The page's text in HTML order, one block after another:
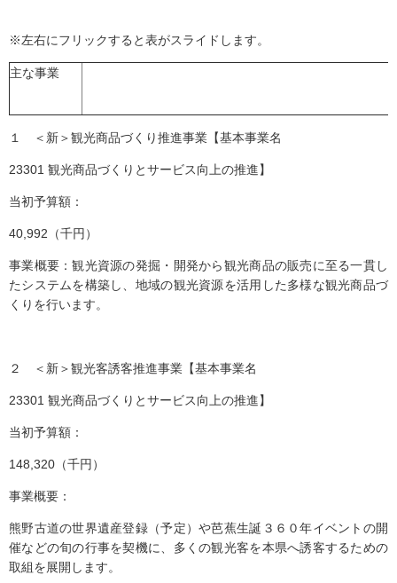
※左右にフリックすると表がスライドします。
主な事業
１ ＜新＞観光商品づくり推進事業【基本事業名
23301 観光商品づくりとサービス向上の推進】
当初予算額：
40,992（千円）
事業概要：観光資源の発掘・開発から観光商品の販売に至る一貫し
たシステムを構築し、地域の観光資源を活用した多様な観光商品づ
くりを行います。
２ ＜新＞観光客誘客推進事業【基本事業名
23301 観光商品づくりとサービス向上の推進】
当初予算額：
148,320（千円）
事業概要：
熊野古道の世界遺産登録（予定）や芭蕉生誕３６０年イベントの開
催などの旬の行事を契機に、多くの観光客を本県へ誘客するための
取組を展開します。